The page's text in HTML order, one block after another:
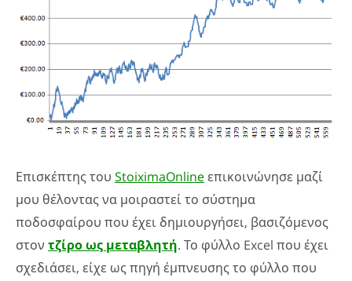
Επισκέπτης του StoiximaOnlineεπικοινώνησε μαζί
μου θέλοντας να μοιραστεί το σύστημα
ποδοσφαίρου που έχει δημιουργήσει, βασιζόμενος
στον τζίρο ως μεταβλητή. Το φύλλο Excel που έχει
σχεδιάσει, είχε ως πηγή έμπνευσης το φύλλο που